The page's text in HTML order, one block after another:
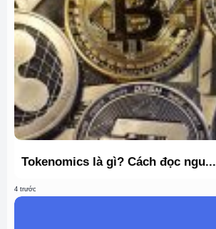
Tokenomics là gì? Cách đọc ngu...
4 trước